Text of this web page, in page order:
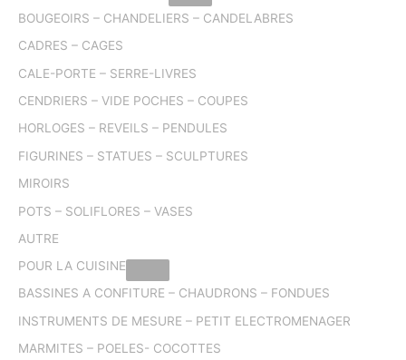
BOUGEOIRS – CHANDELIERS – CANDELABRES
CADRES – CAGES
CALE-PORTE – SERRE-LIVRES
CENDRIERS – VIDE POCHES – COUPES
HORLOGES – REVEILS – PENDULES
FIGURINES – STATUES – SCULPTURES
MIROIRS
POTS – SOLIFLORES – VASES
AUTRE
POUR LA CUISINE
BASSINES A CONFITURE – CHAUDRONS – FONDUES
INSTRUMENTS DE MESURE – PETIT ELECTROMENAGER
MARMITES – POELES- COCOTTES